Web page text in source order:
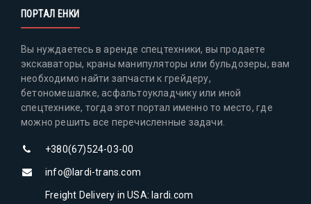
ПОРТАЛ ЕНКИ
Вы нуждаетесь в аренде спецтехники, вы продаете
экскаваторы, краны манипуляторы или бульдозеры, вам
необходимо найти запчасти к грейдеру,
бетономешалке, асфальтоукладчику или иной
спецтехнике, тогда этот портал именно то место, где
можно решить все перечисленные задачи.
+380(67)524-03-00
info@lardi-trans.com
Freight Delivery in USA: lardi.com